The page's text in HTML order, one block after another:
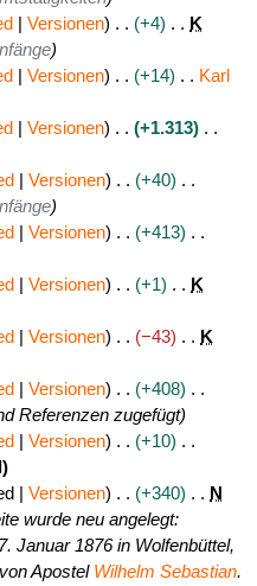
Versionen +4
K
Versionen +14
Karl
Versionen
+1.313
Versionen
+40
Versionen
+413
Versionen +1
K
Versionen −43
K
Versionen
+408
Referenzen zugefügt
Versionen
+10
Versionen +340
N
wurde neu angelegt:
Januar 1876 in Wolfenbüttel,
Apostel Wilhelm Sebastian.